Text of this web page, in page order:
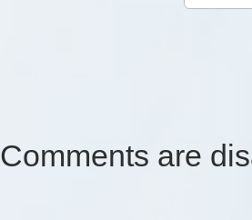
Comments are